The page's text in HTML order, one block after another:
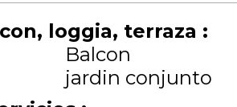
loggia, terraza :
Balcon
jardin conjunto